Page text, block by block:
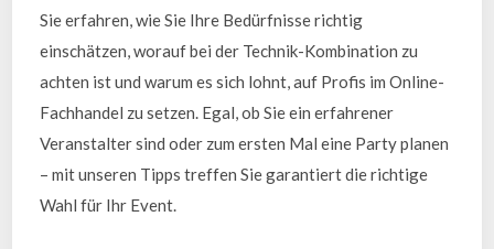
Sie erfahren, wie Sie Ihre Bedürfnisse richtig
einschätzen, worauf bei der Technik-Kombination zu
achten ist und warum es sich lohnt, auf Profis im Online-
Fachhandel zu setzen. Egal, ob Sie ein erfahrener
Veranstalter sind oder zum ersten Mal eine Party planen
– mit unseren Tipps treffen Sie garantiert die richtige
Wahl für Ihr Event.